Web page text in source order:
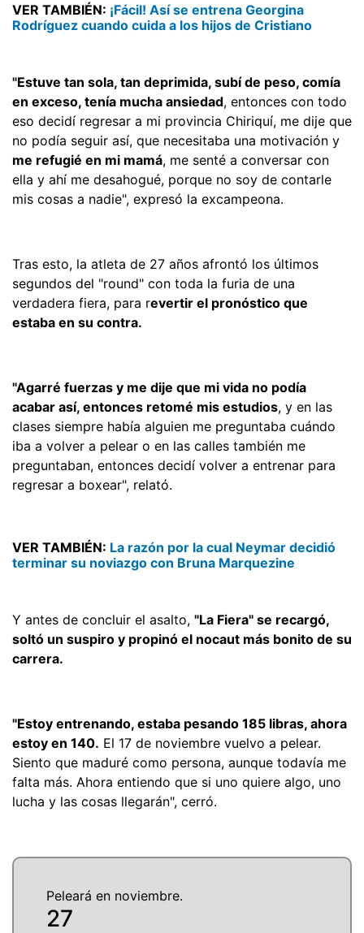
VER TAMBIÉN: ¡Fácil! Así se entrena Georgina
Rodríguez cuando cuida a los hijos de Cristiano
"Estuve tan sola, tan deprimida, subí de peso, comía
en exceso, tenía mucha ansiedad, entonces con todo
eso decidí regresar a mi provincia Chiriquí, me dije que
no podía seguir así, que necesitaba una motivación y
me refugié en mi mamá, me senté a conversar con
ella y ahí me desahogué, porque no soy de contarle
mis cosas a nadie", expresó la excampeona.
Tras esto, la atleta de 27 años afrontó los últimos
segundos del "round" con toda la furia de una
verdadera fiera, para revertir el pronóstico que
estaba en su contra.
"Agarré fuerzas y me dije que mi vida no podía
acabar así, entonces retomé mis estudios, y en las
clases siempre había alguien me preguntaba cuándo
iba a volver a pelear o en las calles también me
preguntaban, entonces decidí volver a entrenar para
regresar a boxear", relató.
VER TAMBIÉN: La razón por la cual Neymar decidió
terminar su noviazgo con Bruna Marquezine
Y antes de concluir el asalto, "La Fiera" se recargó,
soltó un suspiro y propinó el nocaut más bonito de su
carrera.
"Estoy entrenando, estaba pesando 185 libras, ahora
estoy en 140. El 17 de noviembre vuelvo a pelear.
Siento que maduré como persona, aunque todavía me
falta más. Ahora entiendo que si uno quiere algo, uno
lucha y las cosas llegarán", cerró.
Peleará en noviembre.
27